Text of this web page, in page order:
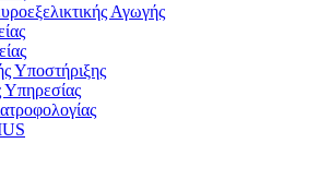
Αγωγής
Υποστήριξης